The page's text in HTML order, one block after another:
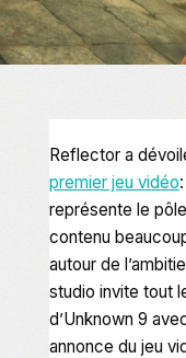
Reflector a
premier jeu vidéo:
représente le
contenu
autour de
studio invite tout
d’Unknown 9
annonce du jeu